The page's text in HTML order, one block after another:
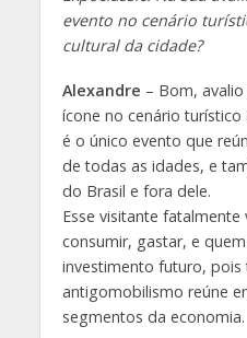
evento no cenário
cultural da cidade?
Alexandre – Bom,
ícone no cenário
é o único evento que
de todas as idades, e
do Brasil e fora dele.
Esse visitante
consumir, gastar, e
investimento futuro,
antigomobilismo reúne
segmentos da economia.